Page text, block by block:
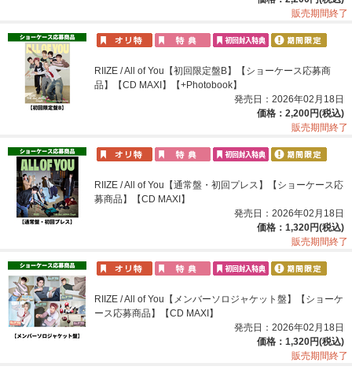
販売期間終了
RIIZE / All of You【初回限定盤B】【ショーケース応募商
品】【CD MAXI】【+Photobook】
発売日：2026年02月18日
価格：2,200円(税込)
販売期間終了
RIIZE / All of You【通常盤・初回プレス】【ショーケース応
募商品】【CD MAXI】
発売日：2026年02月18日
価格：1,320円(税込)
販売期間終了
RIIZE / All of You【メンバーソロジャケット盤】【ショーケ
ース応募商品】【CD MAXI】
発売日：2026年02月18日
価格：1,320円(税込)
販売期間終了